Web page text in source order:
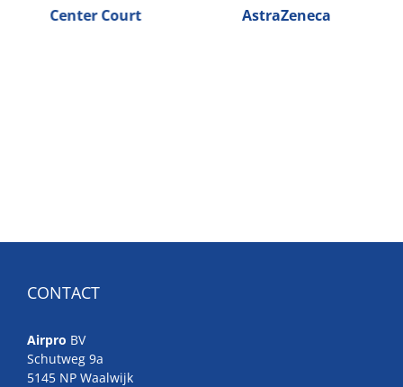
Center Court AstraZeneca
CONTACT
Airpro BV
Schutweg 9a
5145 NP Waalwijk